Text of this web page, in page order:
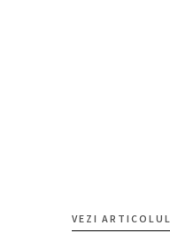
VEZI ARTICOLUL